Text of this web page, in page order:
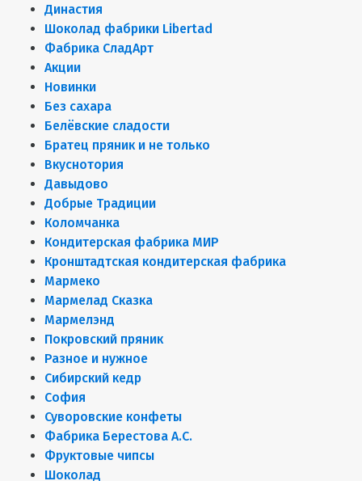
Династия
Шоколад фабрики Libertad
Фабрика СладАрт
Акции
Новинки
Без сахара
Белёвские сладости
Братец пряник и не только
Вкуснотория
Давыдово
Добрые Традиции
Коломчанка
Кондитерская фабрика МИР
Кронштадтская кондитерская фабрика
Мармеко
Мармелад Сказка
Мармелэнд
Покровский пряник
Разное и нужное
Сибирский кедр
София
Суворовские конфеты
Фабрика Берестова А.С.
Фруктовые чипсы
Шоколад